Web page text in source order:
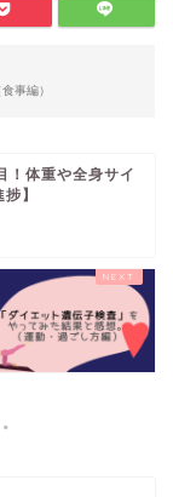
事編）
！体重や全身サイ
】